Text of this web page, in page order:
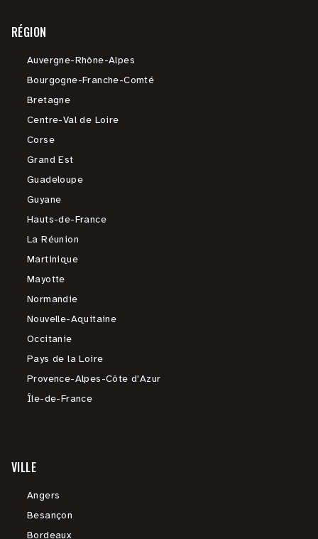
RÉGION
Auvergne-Rhône-Alpes
Bourgogne-Franche-Comté
Bretagne
Centre-Val de Loire
Corse
Grand Est
Guadeloupe
Guyane
Hauts-de-France
La Réunion
Martinique
Mayotte
Normandie
Nouvelle-Aquitaine
Occitanie
Pays de la Loire
Provence-Alpes-Côte d'Azur
Île-de-France
VILLE
Angers
Besançon
Bordeaux